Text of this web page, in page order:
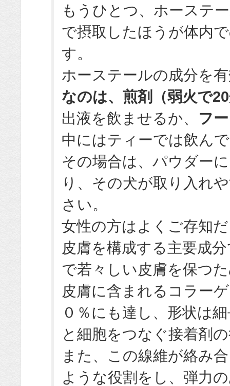
もうひとつ、ホーステ
で摂取したほうが体内
す。
ホーステールの成分を
なのは、煎剤（弱火で
出液を飲ませるか、 フ
中にはティーでは飲ん
その場合は、パウダー
り、その犬が取り入れ
さい。
女性の方はよくご存知
皮膚を構成する主要成
で若々しい皮膚を保つ
皮膚に含まれるコラー
０％にも達し、形状は
と細胞をつなぐ接着剤
また、この線維が絡み
ような役割をし、弾力